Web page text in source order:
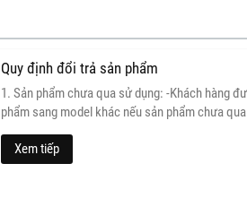
Quy định đổi trả sản phẩm
1. Sản phẩm chưa qua sử dụng: -Khách hàng
phẩm sang model khác nếu sản phẩm chưa
phải được kiểm tra và xác nhận bởi nhân viên
ĐỒNG HỒ STARKE.VN -Đổi Sản phẩm mới phải
bằng hoặc cao hơn giá trị sản phẩm hiện tại. -
Xem tiếp